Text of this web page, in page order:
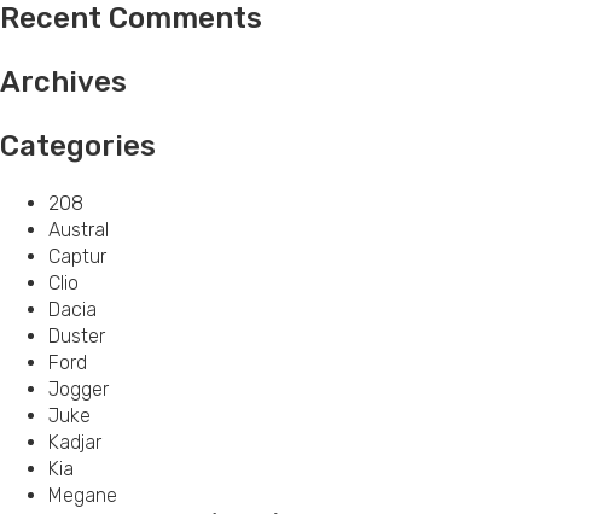
Recent Comments
Archives
Categories
208
Austral
Captur
Clio
Dacia
Duster
Ford
Jogger
Juke
Kadjar
Kia
Megane